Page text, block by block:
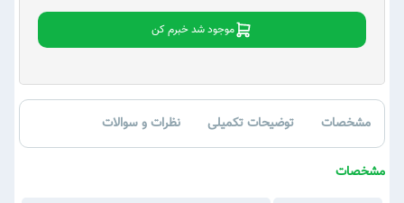
موجود شد خبرم کن
مشخصات توضیحات تکمیلی نظرات و سوالات
مشخصات